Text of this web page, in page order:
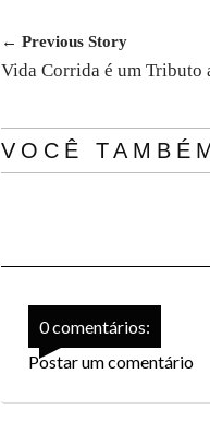
← Previous Story
Vida Corrida é um Tributo
VOCÊ
0 comentários:
Postar um comentário